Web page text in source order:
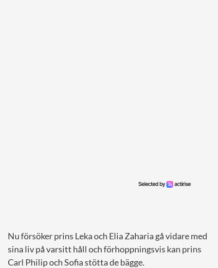
Nu försöker prins Leka och Elia Zaharia gå vidare med
sina liv på varsitt håll och förhoppningsvis kan prins
Carl Philip och Sofia stötta de bägge.